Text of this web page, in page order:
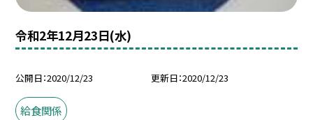
令和2年12月23日(水)
公開日 2020/12/23 更新日 2020/12/23
給食関係